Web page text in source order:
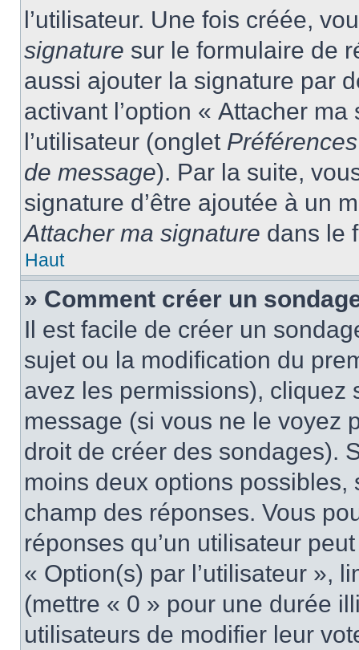
l’utilisateur. Une fois créée,
signature sur le formulaire de
aussi ajouter la signature par
activant l’option « Attacher
l’utilisateur (onglet
de message). Par la suite,
signature d’être ajoutée à un
Attacher ma signature dans le
Haut
» Comment créer un
Il est facile de créer un
sujet ou la modification du
avez les permissions), cliquez
message (si vous ne le voyez
droit de créer des sondages).
moins deux options
champ des réponses. Vous
réponses qu’un utilisateur
« Option(s) par l’utilisateur »,
(mettre « 0 » pour une durée
utilisateurs de modifier leur